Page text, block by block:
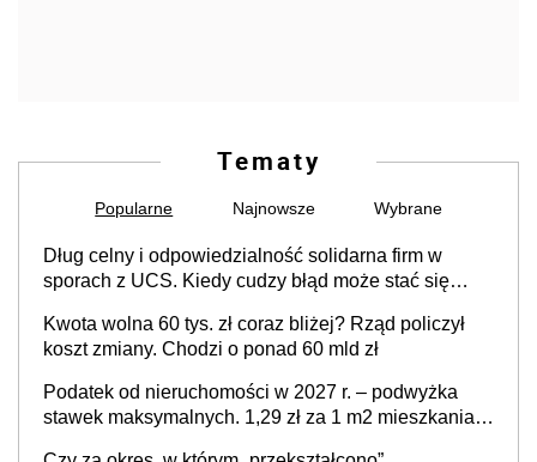
Tematy
Popularne Najnowsze Wybrane
Dług celny i odpowiedzialność solidarna firm w
sporach z UCS. Kiedy cudzy błąd może stać się
Kwota wolna 60 tys. zł coraz bliżej? Rząd policzył
koszt zmiany. Chodzi o ponad 60 mld zł
Podatek od nieruchomości w 2027 r. – podwyżka
stawek maksymalnych. 1,29 zł za 1 m2 mieszkania,